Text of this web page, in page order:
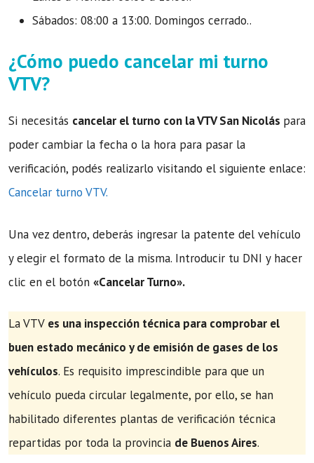
Sábados: 08:00 a 13:00. Domingos cerrado..
¿Cómo puedo cancelar mi turno
VTV?
Si necesitás cancelar el turno con la VTV San Nicolás para
poder cambiar la fecha o la hora para pasar la
verificación, podés realizarlo visitando el siguiente enlace:
Cancelar turno VTV.
Una vez dentro, deberás ingresar la patente del vehículo
y elegir el formato de la misma. Introducir tu DNI y hacer
clic en el botón «Cancelar Turno».
La VTV es una inspección técnica para comprobar el
buen estado mecánico y de emisión de gases de los
vehículos. Es requisito imprescindible para que un
vehículo pueda circular legalmente, por ello, se han
habilitado diferentes plantas de verificación técnica
repartidas por toda la provincia de Buenos Aires.